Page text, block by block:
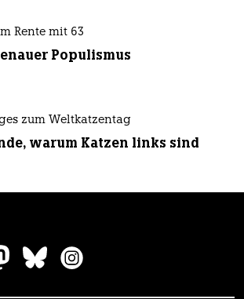
Rente mit 63
Populismus
zum Weltkatzentag
warum Katzen links sind